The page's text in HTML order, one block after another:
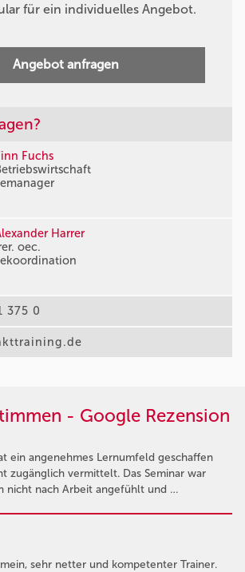
für ein individuelles Angebot.
Angebot anfragen
Fuchs
Harrer
oec.
375 0
- Google Rezension
ein angenehmes Lernumfeld geschaffen
zugänglich vermittelt. Das Seminar war
nicht nach Arbeit angefühlt und …
sehr netter und kompetenter Trainer.